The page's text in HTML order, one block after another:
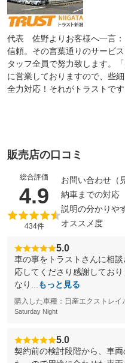
代表 佐野よりお客様へ一言：
信頼。その言葉通りのサービ
タッフ全員で努力致します。
に営業しておりますので、些
全力対応！それがトラストです
販売店の口コミ
総合評価
4.9 （5点
434件
お問い合わせ（
納車までの対応
説明の分かりや
オススメ度
5.0
車の事をトラストさんに相
応してくださり感謝してお
なり...
もっと見る
購入した車種：日産エクストレイ
Saturday Night
5.0
契約前の検討段階から、車